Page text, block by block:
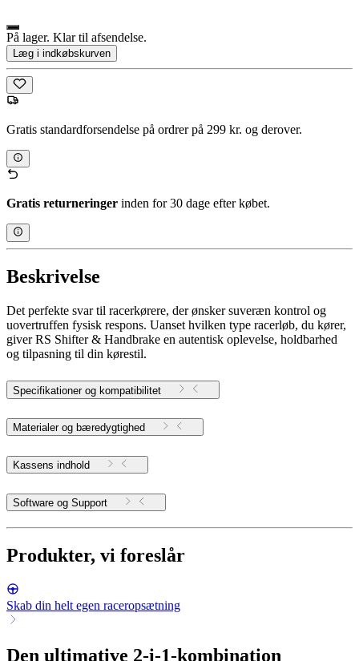
På lager. Klar til afsendelse.
Læg i indkøbskurven
Gratis standardforsendelse på ordrer på 299 kr. og derover.
Gratis returneringer inden for 30 dage efter købet.
Beskrivelse
Det perfekte svar til racerkørere, der ønsker suveræn kontrol og
uovertruffen fysisk respons. Uanset hvilken type racerløb, du kører,
giver RS Shifter & Handbrake en autentisk oplevelse, holdbarhed
og tilpasning til din kørestil.
Specifikationer og kompatibilitet
Materialer og bæredygtighed
Kassens indhold
Software og Support
Produkter, vi foreslår
Skab din helt egen raceropsætning
Den ultimative 2-i-1-kombination